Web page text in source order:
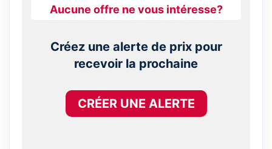
Aucune offre ne vous intéresse?
Créez une alerte de prix pour
recevoir la prochaine
CRÉER UNE ALERTE